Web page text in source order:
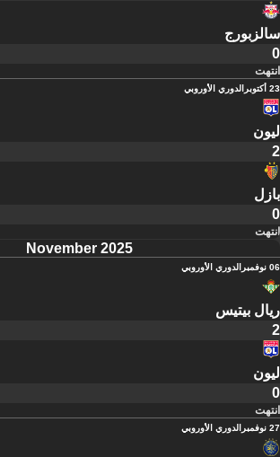
سالزبورج
0
انتهت
23 أكتوبر الدوري الأوروبي
ليون
2
بازل
0
انتهت
November 2025
06 نوفمبر الدوري الأوروبي
ريال بيتيس
2
ليون
0
انتهت
27 نوفمبر الدوري الأوروبي